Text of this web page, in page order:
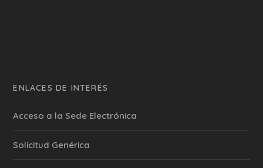
ENLACES DE INTERÉS
Acceso a la Sede Electrónica
Solicitud Genérica